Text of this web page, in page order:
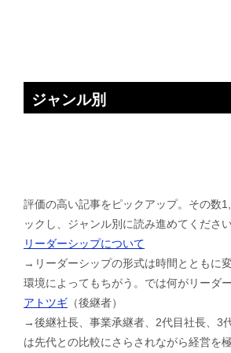
ジャンル別
評価の高い記事をピックアップ。その数
ックし、ジャンル別に読み進めてください
リーダーシップについて
→リーダーシップの形式は時間とともに
環境によってもちがう。では何がリーダ
アトツギ （後継者）
→後継社長、事業承継者、2代目社長、3
は先代との比較にさらされながら経営を